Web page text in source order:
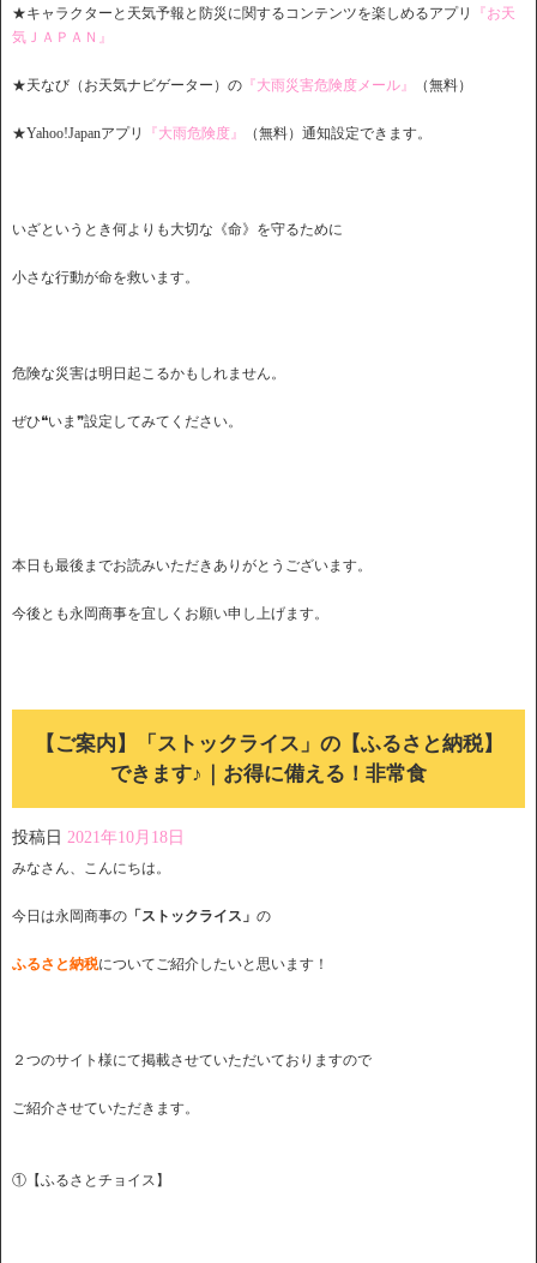
★キャラクターと天気予報と防災に関するコンテンツを楽しめるアプリ
『お天
気ＪＡＰＡＮ』
★天なび（お天気ナビゲーター）の 『大雨災害危険度メール』 （無料）
★Yahoo!Japanアプリ 『大雨危険度』 （無料）通知設定できます。
いざというとき何よりも大切な《命》を守るために
小さな行動が命を救います。
危険な災害は明日起こるかもしれません。
ぜひ❝いま❞設定してみてください。
本日も最後までお読みいただきありがとうございます。
今後とも永岡商事を宜しくお願い申し上げます。
【ご案内】「ストックライス」の【ふるさと納税】
できます♪｜お得に備える！非常食
投稿日 2021年10月18日
みなさん、こんにちは。
今日は永岡商事の 「ストックライス」 の
ふるさと納税についてご紹介したいと思います！
２つのサイト様にて掲載させていただいておりますので
ご紹介させていただきます。
①【ふるさとチョイス】